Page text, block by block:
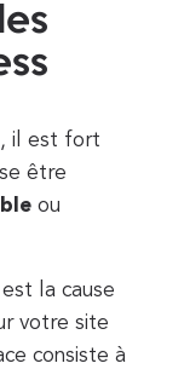
il est fort
être
ou
la cause
votre site
consiste à